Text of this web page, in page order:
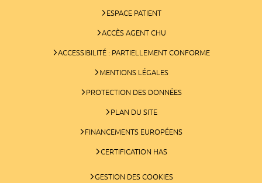
ESPACE PATIENT
ACCÈS AGENT CHU
ACCESSIBILITÉ : PARTIELLEMENT CONFORME
MENTIONS LÉGALES
PROTECTION DES DONNÉES
PLAN DU SITE
FINANCEMENTS EUROPÉENS
CERTIFICATION HAS
GESTION DES COOKIES